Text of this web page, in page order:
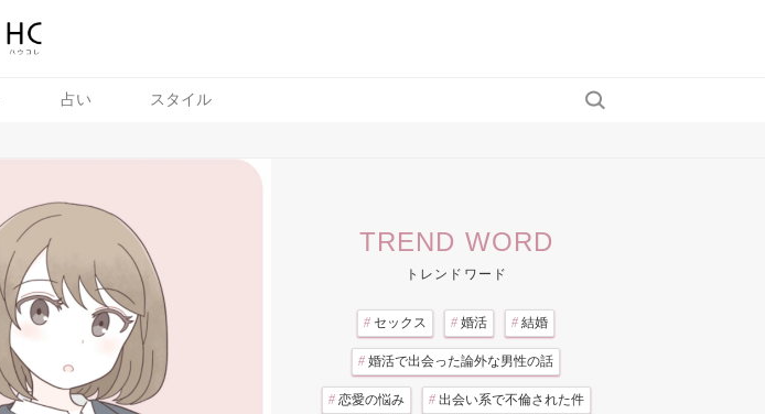
占い スタイル
TREND WORD
トレンドワード
# セックス # 婚活 # 結婚
# 婚活で出会った論外な男性の話
# 恋愛の悩み # 出会い系で不倫された件